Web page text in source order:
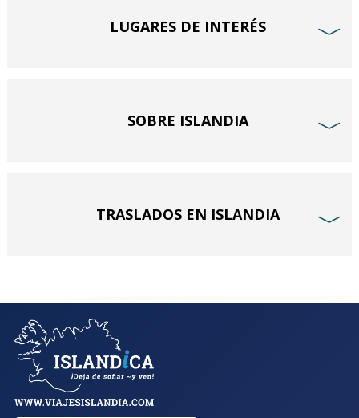
LUGARES DE INTERÉS ﹀
SOBRE ISLANDIA ﹀
TRASLADOS EN ISLANDIA ﹀